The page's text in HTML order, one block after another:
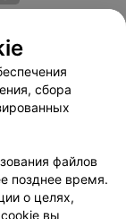
оплаты
сервиса
сбора
файлов
позднее время.
о целях,
вы